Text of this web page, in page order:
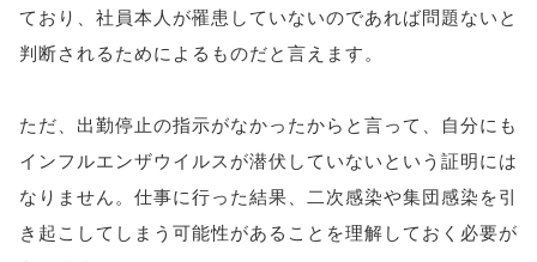
ており、社員本人が罹患していないのであれば問題ないと
判断されるためによるものだと言えます。
ただ、出勤停止の指示がなかったからと言って、自分にも
インフルエンザウイルスが潜伏していないという証明には
なりません。仕事に行った結果、二次感染や集団感染を引
き起こしてしまう可能性があることを理解しておく必要が